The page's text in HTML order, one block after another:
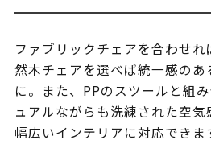
ファブリックチェアを合わせ
然木チェアを選べば統一感の
に。また、PPのスツールと組
ュアルながらも洗練された空気
幅広いインテリアに対応できま